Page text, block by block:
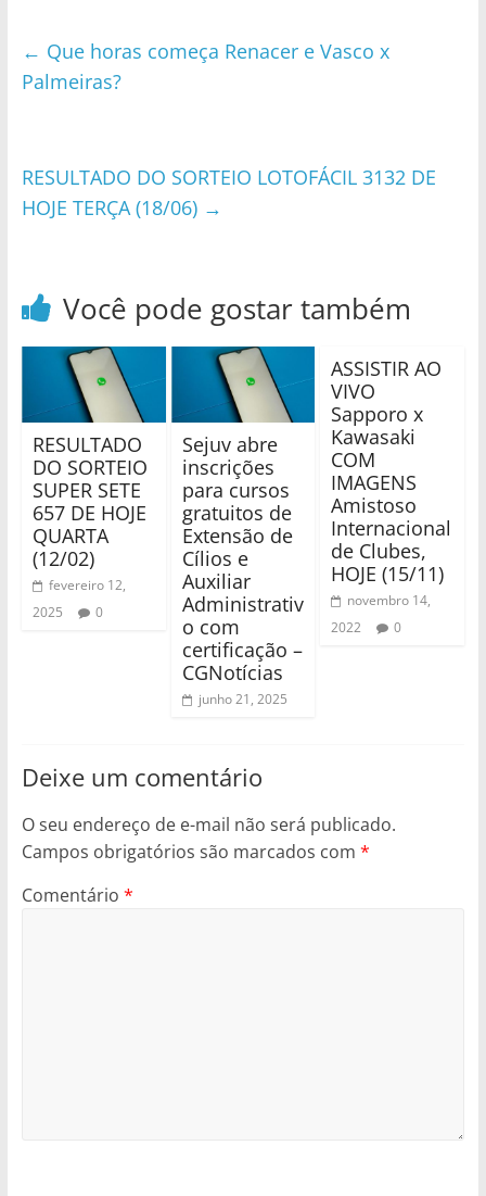
← Que horas começa Renacer e Vasco x
Palmeiras?
RESULTADO DO SORTEIO LOTOFÁCIL 3132 DE
HOJE TERÇA (18/06) →
Você pode gostar também
RESULTADO
DO SORTEIO
SUPER SETE
657 DE HOJE
QUARTA
(12/02)
fevereiro 12,
2025
0
Sejuv abre
inscrições
para cursos
gratuitos de
Extensão de
Cílios e
Auxiliar
Administrativ
o com
certificação –
CGNotícias
junho 21, 2025
ASSISTIR AO
VIVO
Sapporo x
Kawasaki
COM
IMAGENS
Amistoso
Internacional
de Clubes,
HOJE (15/11)
novembro 14,
2022
0
Deixe um comentário
O seu endereço de e-mail não será publicado.
Campos obrigatórios são marcados com *
Comentário *